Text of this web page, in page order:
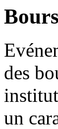
des
un